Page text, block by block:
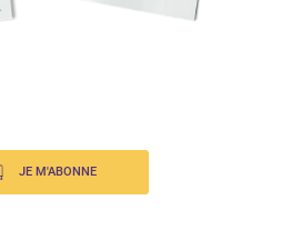
JE M'ABONNE